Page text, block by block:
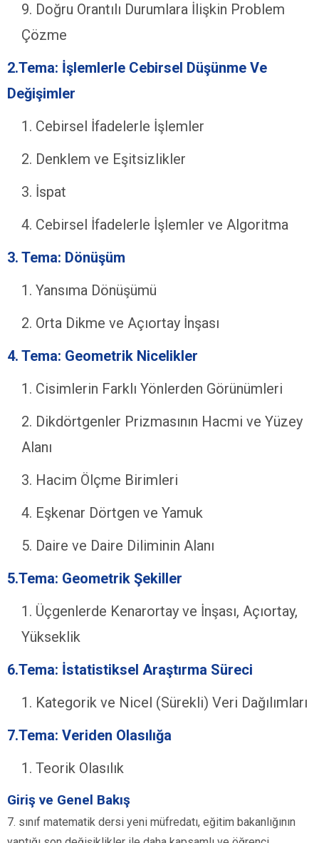
Doğru Orantılı Durumlara İlişkin Problem
Çözme
2.Tema: İşlemlerle Cebirsel Düşünme Ve
Değişimler
Cebirsel İfadelerle İşlemler
Denklem ve Eşitsizlikler
İspat
Cebirsel İfadelerle İşlemler ve Algoritma
3. Tema: Dönüşüm
Yansıma Dönüşümü
Orta Dikme ve Açıortay İnşası
4. Tema: Geometrik Nicelikler
Cisimlerin Farklı Yönlerden Görünümleri
Dikdörtgenler Prizmasının Hacmi ve Yüzey
Alanı
Hacim Ölçme Birimleri
Eşkenar Dörtgen ve Yamuk
Daire ve Daire Diliminin Alanı
5.Tema: Geometrik Şekiller
Üçgenlerde Kenarortay ve İnşası, Açıortay,
Yükseklik
6.Tema: İstatistiksel Araştırma Süreci
Kategorik ve Nicel (Sürekli) Veri Dağılımları
7.Tema: Veriden Olasılığa
Teorik Olasılık
Giriş ve Genel Bakış
7. sınıf matematik dersi yeni müfredatı, eğitim bakanlığının